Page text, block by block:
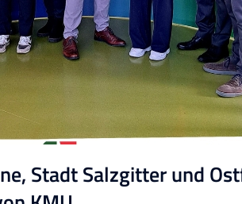
Stadt Salzgitter und